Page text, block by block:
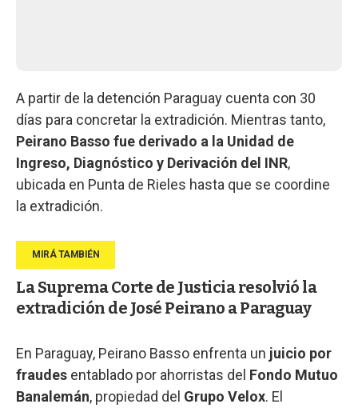
A partir de la detención Paraguay cuenta con 30
días para concretar la extradición. Mientras tanto,
Peirano Basso fue derivado a la Unidad de
Ingreso, Diagnóstico y Derivación del INR,
ubicada en Punta de Rieles hasta que se coordine
la extradición.
La Suprema Corte de Justicia resolvió la
extradición de José Peirano a Paraguay
En Paraguay, Peirano Basso enfrenta un juicio por
fraudes entablado por ahorristas del Fondo Mutuo
Banalemán, propiedad del Grupo Velox. El